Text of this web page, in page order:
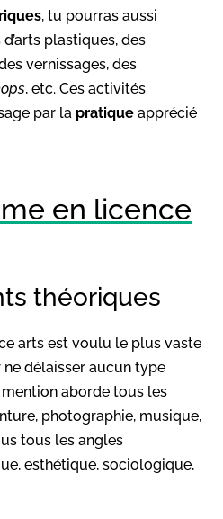
, tu pourras aussi
plastiques, des
vernissages, des
, etc. Ces activités
par la pratique apprécié
en licence
théoriques
arts est voulu le plus vaste
délaisser aucun type
mention aborde tous les
photographie, musique,
tous les angles
esthétique, sociologique,